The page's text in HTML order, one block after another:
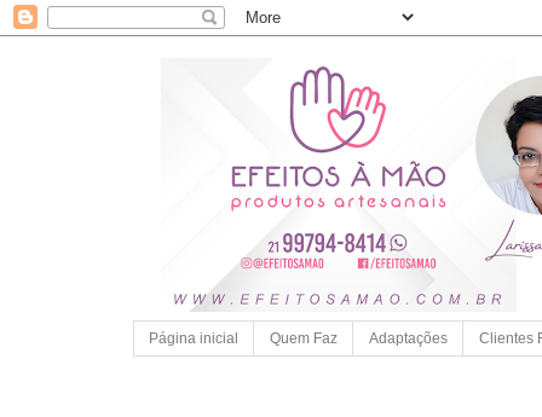
Página inicial Quem Faz Adaptações Clientes